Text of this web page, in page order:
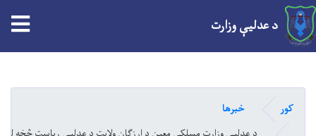
د عدلیې وزارت
کور
خبرها